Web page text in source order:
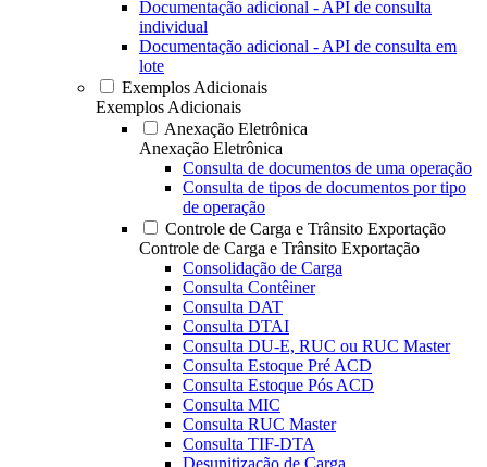
Documentação adicional - API de consulta
individual
Documentação adicional - API de consulta em
lote
Exemplos Adicionais
Exemplos Adicionais
Anexação Eletrônica
Anexação Eletrônica
Consulta de documentos de uma operação
Consulta de tipos de documentos por tipo
de operação
Controle de Carga e Trânsito Exportação
Controle de Carga e Trânsito Exportação
Consolidação de Carga
Consulta Contêiner
Consulta DAT
Consulta DTAI
Consulta DU-E, RUC ou RUC Master
Consulta Estoque Pré ACD
Consulta Estoque Pós ACD
Consulta MIC
Consulta RUC Master
Consulta TIF-DTA
Desunitização de Carga